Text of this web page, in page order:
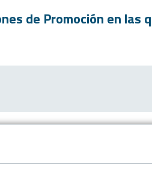
de Promoción en las